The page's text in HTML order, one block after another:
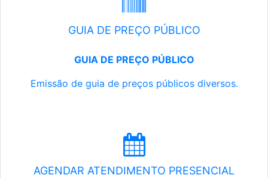
GUIA DE PREÇO PÚBLICO
GUIA DE PREÇO PÚBLICO
Emissão de guia de preços públicos diversos.
AGENDAR ATENDIMENTO PRESENCIAL